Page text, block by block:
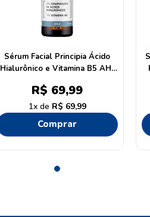
Sérum Facial Principia Ácido
Hialurônico e Vitamina B5 AH-
R$ 69,99
1 R$ 69,99
Comprar